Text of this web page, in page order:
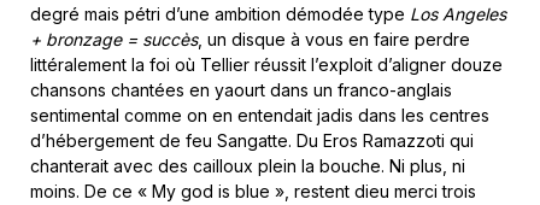
degré mais pétri d’une ambition démodée type Los Angeles
+ bronzage = succès, un disque à vous en faire perdre
littéralement la foi où Tellier réussit l’exploit d’aligner douze
chansons chantées en yaourt dans un franco-anglais
sentimental comme on en entendait jadis dans les centres
d’hébergement de feu Sangatte. Du Eros Ramazzoti qui
chanterait avec des cailloux plein la bouche. Ni plus, ni
moins. De ce « My god is blue », restent dieu merci trois